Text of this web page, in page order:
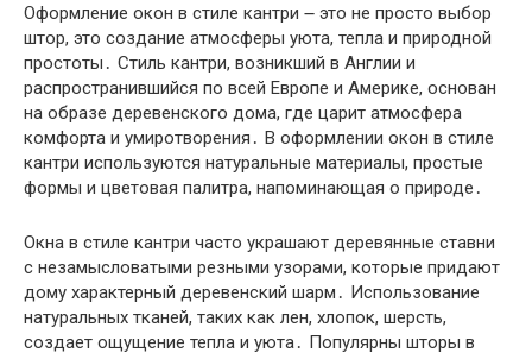
Оформление окон в стиле кантри ౼ это не просто выбор
штор, это создание атмосферы уюта, тепла и природной
простоты․ Стиль кантри, возникший в Англии и
распространившийся по всей Европе и Америке, основан
на образе деревенского дома, где царит атмосфера
комфорта и умиротворения․ В оформлении окон в стиле
кантри используются натуральные материалы, простые
формы и цветовая палитра, напоминающая о природе․
Окна в стиле кантри часто украшают деревянные ставни
с незамысловатыми резными узорами, которые придают
дому характерный деревенский шарм․ Использование
натуральных тканей, таких как лен, хлопок, шерсть,
создает ощущение тепла и уюта․ Популярны шторы в